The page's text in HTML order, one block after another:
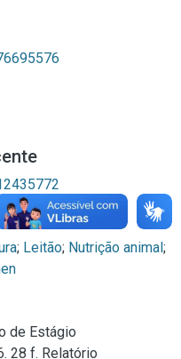
; Leitão; Nutrição animal;
de Estágio
28 f. Relatório